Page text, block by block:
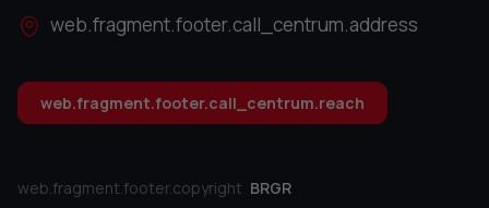
web.fragment.footer.call_centrum.address
web.fragment.footer.call_centrum.reach
web.fragment.footer.copyright BRGR